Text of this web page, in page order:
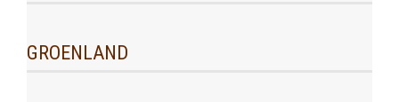
GROENLAND